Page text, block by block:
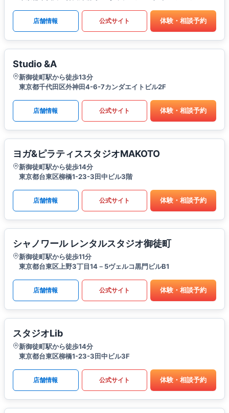
店舗情報 公式サイト 体験・相談予約
Studio &A
新御徒町駅から徒歩13分
東京都千代田区外神田4-6-7カンダエイトビル2F
店舗情報 公式サイト 体験・相談予約
ヨガ&ピラティススタジオMAKOTO
新御徒町駅から徒歩14分
東京都台東区柳橋1-23-3田中ビル3階
店舗情報 公式サイト 体験・相談予約
シャノワール レンタルスタジオ御徒町
新御徒町駅から徒歩11分
東京都台東区上野3丁目14－5ヴェルコ黒門ビルB1
店舗情報 公式サイト 体験・相談予約
スタジオLib
新御徒町駅から徒歩14分
東京都台東区柳橋1-23-3田中ビル3F
店舗情報 公式サイト 体験・相談予約